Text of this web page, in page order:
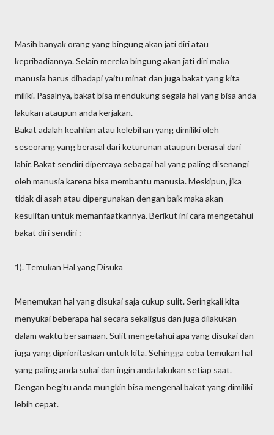
Masih banyak orang yang bingung akan jati diri atau
kepribadiannya. Selain mereka bingung akan jati diri maka
manusia harus dihadapi yaitu minat dan juga bakat yang kita
miliki. Pasalnya, bakat bisa mendukung segala hal yang bisa anda
lakukan ataupun anda kerjakan.
Bakat adalah keahlian atau kelebihan yang dimiliki oleh
seseorang yang berasal dari keturunan ataupun berasal dari
lahir. Bakat sendiri dipercaya sebagai hal yang paling disenangi
oleh manusia karena bisa membantu manusia. Meskipun, jika
tidak di asah atau dipergunakan dengan baik maka akan
kesulitan untuk memanfaatkannya. Berikut ini cara mengetahui
bakat diri sendiri :
1). Temukan Hal yang Disuka
Menemukan hal yang disukai saja cukup sulit. Seringkali kita
menyukai beberapa hal secara sekaligus dan juga dilakukan
dalam waktu bersamaan. Sulit mengetahui apa yang disukai dan
juga yang diprioritaskan untuk kita. Sehingga coba temukan hal
yang paling anda sukai dan ingin anda lakukan setiap saat.
Dengan begitu anda mungkin bisa mengenal bakat yang dimiliki
lebih cepat.